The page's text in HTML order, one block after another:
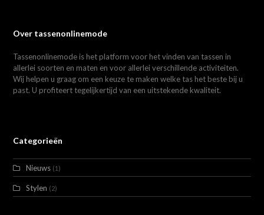
Over tassenonlinemode
Tassenonlinemode is het platform voor het vinden van tassen in
allerlei soorten en maten en voor allerlei verschillende activiteiten.
Wij helpen u graag om een keuze te maken welke tas het beste bij u
past. U profiteert tegelijkertijd van een uitstekende kwaliteit.
Categorieën
Nieuws (1)
Stylen (2)